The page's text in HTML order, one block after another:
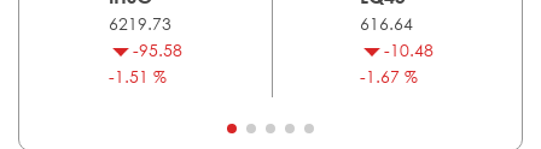
6219.73
-95.58
-1.51 %
616.64
-10.48
-1.67 %